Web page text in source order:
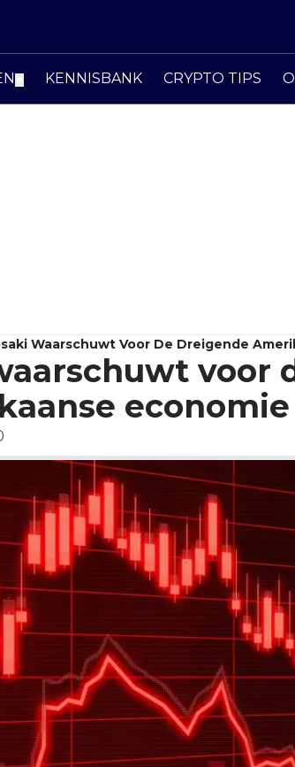
KENNISBANK CRYPTO TIPS
Waarschuwt Voor De Dreigende
voor
economie